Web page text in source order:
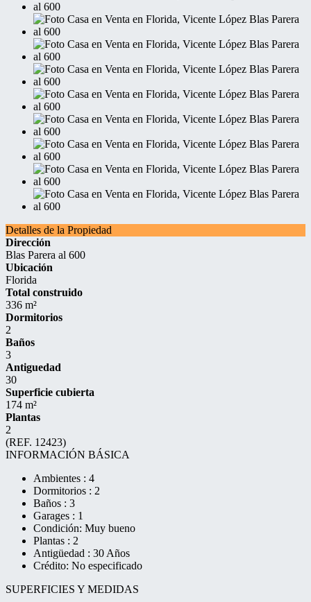
Detalles de la Propiedad
Dirección
Blas Parera al 600
Ubicación
Florida
Total construido
336 m²
Dormitorios
2
Baños
3
Antiguedad
30
Superficie cubierta
174 m²
Plantas
2
(REF. 12423)
INFORMACIÓN BÁSICA
Ambientes : 4
Dormitorios : 2
Baños : 3
Garages : 1
Condición: Muy bueno
Plantas : 2
Antigüedad : 30 Años
Crédito: No especificado
SUPERFICIES Y MEDIDAS